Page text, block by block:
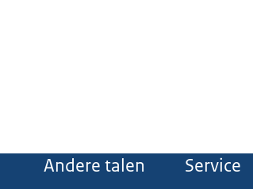
Andere talen Service